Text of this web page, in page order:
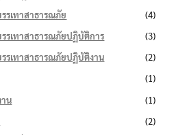
รเทาสาธารณภัย
(4)
รเทาสาธารณภัยปฏิบัติการ
(3)
รเทาสาธารณภัยปฏิบัติงาน
(2)
(1)
น
(1)
(2)